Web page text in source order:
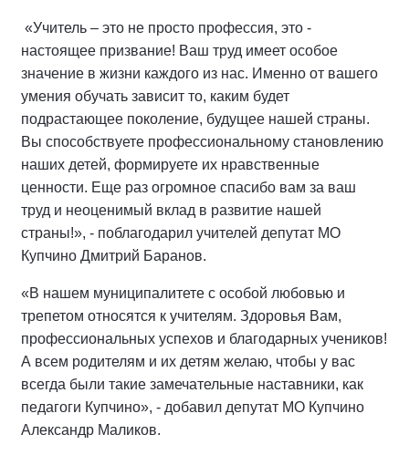
«Учитель – это не просто профессия, это -
настоящее призвание! Ваш труд имеет особое
значение в жизни каждого из нас. Именно от вашего
умения обучать зависит то, каким будет
подрастающее поколение, будущее нашей страны.
Вы способствуете профессиональному становлению
наших детей, формируете их нравственные
ценности. Еще раз огромное спасибо вам за ваш
труд и неоценимый вклад в развитие нашей
страны!», - поблагодарил учителей депутат МО
Купчино Дмитрий Баранов.
«В нашем муниципалитете с особой любовью и
трепетом относятся к учителям. Здоровья Вам,
профессиональных успехов и благодарных учеников!
А всем родителям и их детям желаю, чтобы у вас
всегда были такие замечательные наставники, как
педагоги Купчино», - добавил депутат МО Купчино
Александр Маликов.